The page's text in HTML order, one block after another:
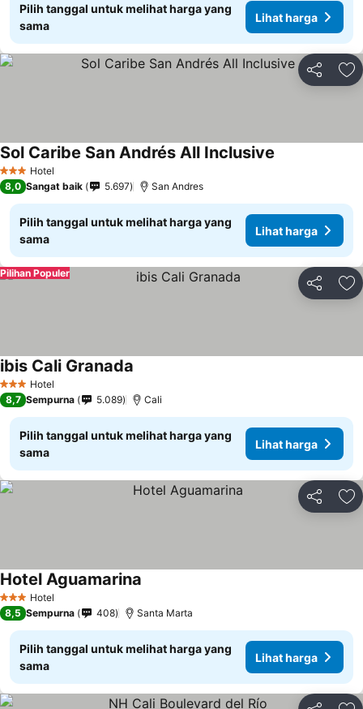
Pilih tanggal untuk melihat harga yang
sama
Lihat harga
Bagikan
3 BintangHotel
Sol Caribe San Andrés All Inclusive
8,0 Sangat baik 5.697 San Andres
Pilih tanggal untuk melihat harga yang
sama
Lihat harga
Bagikan
Pilihan Populer
3 BintangHotel
ibis Cali Granada
8,7 Sempurna 5.089 Cali
Pilih tanggal untuk melihat harga yang
sama
Lihat harga
Bagikan
3 BintangHotel
Hotel Aguamarina
8,5 Sempurna 408 Santa Marta
Pilih tanggal untuk melihat harga yang
sama
Lihat harga